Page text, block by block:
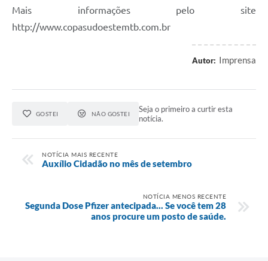
Mais informações pelo site
http://www.copasudoestemtb.com.br
Autor: Imprensa
GOSTEI NÃO GOSTEI
Seja o primeiro a curtir esta
notícia.
NOTÍCIA MAIS RECENTE
Auxílio Cidadão no mês de setembro
NOTÍCIA MENOS RECENTE
Segunda Dose Pfizer antecipada... Se você tem 28
anos procure um posto de saúde.